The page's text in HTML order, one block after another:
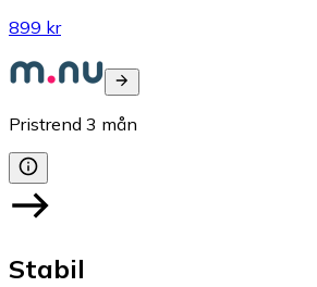
899 kr
Pristrend 3 mån
Stabil